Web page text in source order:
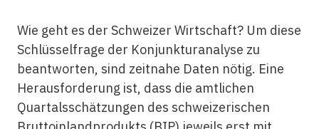
Wie geht es der Schweizer Wirtschaft? Um diese
Schlüsselfrage der Konjunkturanalyse zu
beantworten, sind zeitnahe Daten nötig. Eine
Herausforderung ist, dass die amtlichen
Quartalsschätzungen des schweizerischen